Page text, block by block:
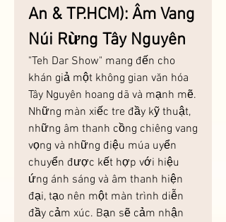
An & TP.HCM): Âm Vang
Núi Rừng Tây Nguyên
"Teh Dar Show" mang đến cho
khán giả một không gian văn hóa
Tây Nguyên hoang dã và mạnh mẽ.
Những màn xiếc tre đầy kỹ thuật,
những âm thanh cồng chiêng vang
vọng và những điệu múa uyển
chuyển được kết hợp với hiệu
ứng ánh sáng và âm thanh hiện
đại, tạo nên một màn trình diễn
đầy cảm xúc. Bạn sẽ cảm nhận